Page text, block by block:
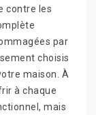
contre les
par
choisis
maison. À
à chaque
mais